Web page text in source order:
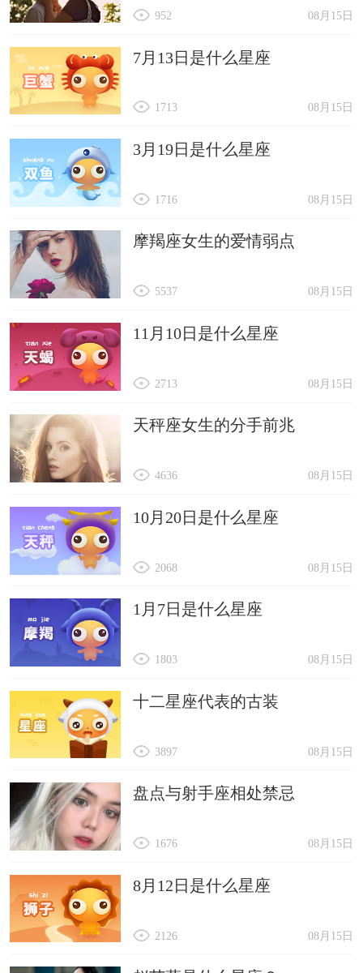
08月15日
952
7月13日是什么星座
08月15日
1713
3月19日是什么星座
08月15日
1716
摩羯座女生的爱情弱点
08月15日
5537
11月10日是什么星座
08月15日
2713
天秤座女生的分手前兆
08月15日
4636
10月20日是什么星座
08月15日
2068
1月7日是什么星座
08月15日
1803
十二星座代表的古装
08月15日
3897
盘点与射手座相处禁忌
08月15日
1676
8月12日是什么星座
08月15日
2126